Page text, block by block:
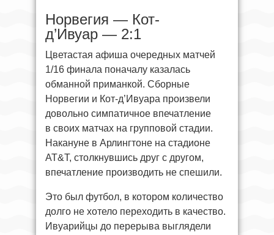
Норвегия — Кот-
д’Ивуар — 2:1
Цветастая афиша очередных матчей
1/16 финала поначалу казалась
обманной приманкой. Сборные
Норвегии и Кот-д’Ивуара произвели
довольно симпатичное впечатление
в своих матчах на групповой стадии.
Накануне в Арлингтоне на стадионе
AT&T, столкнувшись друг с другом,
впечатление производить не спешили.
Это был футбол, в котором количество
долго не хотело переходить в качество.
Ивуарийцы до перерыва выглядели